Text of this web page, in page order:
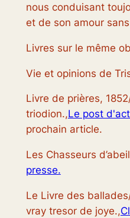
nous conduisant
et de son amour
Livres sur le même
Vie et opinions de
Livre de prières,
triodion.,Le post
prochain article.
Les Chasseurs
presse.
Le Livre des
vray tresor de joye.,